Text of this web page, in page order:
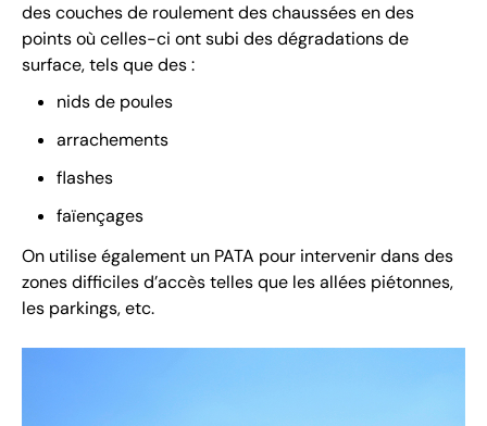
des couches de roulement des chaussées en des
points où celles-ci ont subi des dégradations de
surface, tels que des :
nids de poules
arrachements
flashes
faïençages
On utilise également un PATA pour intervenir dans des
zones difficiles d’accès telles que les allées piétonnes,
les parkings, etc.